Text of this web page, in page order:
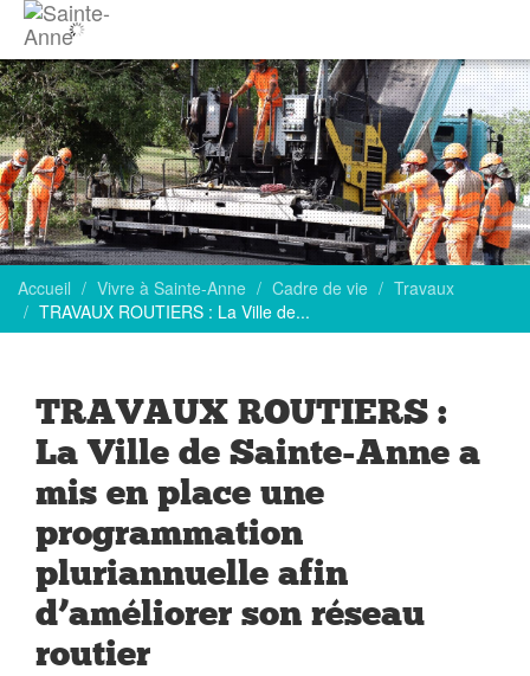
Accueil Vivre à Sainte-Anne Cadre de vie
Travaux
TRAVAUX ROUTIERS : La Ville de...
TRAVAUX ROUTIERS :
La Ville de Sainte-Anne a
mis en place une
programmation
pluriannuelle afin
d’améliorer son réseau
routier